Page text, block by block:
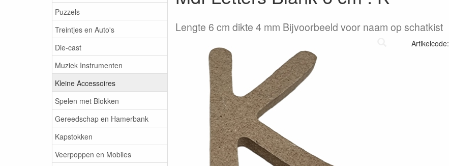
Puzzels
Treintjes en Auto's
Die-cast
Muziek Instrumenten
Kleine Accessoires
Spelen met Blokken
Gereedschap en Hamerbank
Kapstokken
Veerpoppen en Mobiles
Lengte 6 cm dikte 4 mm Bijvoorbeeld voor naam op schatkist
Artikelcode: